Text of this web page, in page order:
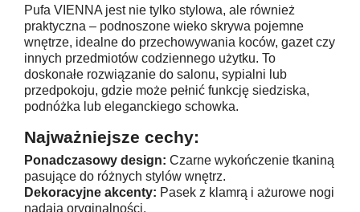
Pufa VIENNA jest nie tylko stylowa, ale również
praktyczna – podnoszone wieko skrywa pojemne
wnętrze, idealne do przechowywania koców, gazet czy
innych przedmiotów codziennego użytku. To
doskonałe rozwiązanie do salonu, sypialni lub
przedpokoju, gdzie może pełnić funkcję siedziska,
podnóżka lub eleganckiego schowka.
Najważniejsze cechy:
Ponadczasowy design: Czarne wykończenie tkaniną
pasujące do różnych stylów wnętrz.
Dekoracyjne akcenty: Pasek z klamrą i ażurowe nogi
nadają oryginalności.